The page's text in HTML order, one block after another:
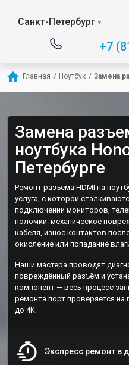
Санкт-Петербург ▼
+7
Главная / Ноутбук / Замена
Замена
ноутбука
Петербурге
Ремонт разъёма HDMI на
услуга, с которой
подключении мониторов,
поломки: механическое
кабеля, износ контактов
окисление или попадание
Наши мастера проводят
повреждённый разъём и
компонент — весь процесс
ремонта порт проверяется на
до 4K.
Экспресс ремонт в